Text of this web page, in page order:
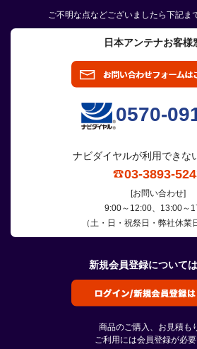
ご不明な点などございましたら下記ま
日本アンテナお客様
0570-
ナビダイヤルが利用できな
03-3893-
[お問い合わせ]
9:00～12:00、13:00～
（土・日・祝祭日・弊社休業
新規会員登録について
商品のご購入、お見積も
ご利用には会員登録が必要